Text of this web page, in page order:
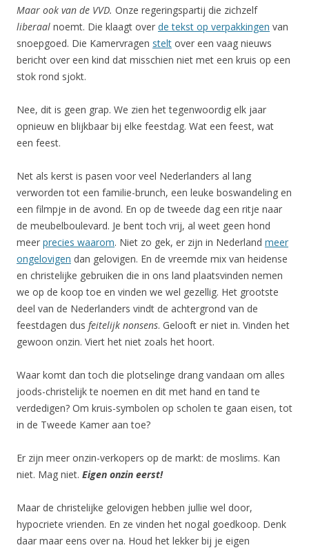
Maar ook van de VVD. Onze regeringspartij die zichzelf
liberaal noemt. Die klaagt over de tekst op verpakkingen van
snoepgoed. Die Kamervragen stelt over een vaag nieuws
bericht over een kind dat misschien niet met een kruis op een
stok rond sjokt.
Nee, dit is geen grap. We zien het tegenwoordig elk jaar
opnieuw en blijkbaar bij elke feestdag. Wat een feest, wat
een feest.
Net als kerst is pasen voor veel Nederlanders al lang
verworden tot een familie-brunch, een leuke boswandeling en
een filmpje in de avond. En op de tweede dag een ritje naar
de meubelboulevard. Je bent toch vrij, al weet geen hond
meer precies waarom. Niet zo gek, er zijn in Nederland meer
ongelovigen dan gelovigen. En de vreemde mix van heidense
en christelijke gebruiken die in ons land plaatsvinden nemen
we op de koop toe en vinden we wel gezellig. Het grootste
deel van de Nederlanders vindt de achtergrond van de
feestdagen dus feitelijk nonsens. Gelooft er niet in. Vinden het
gewoon onzin. Viert het niet zoals het hoort.
Waar komt dan toch die plotselinge drang vandaan om alles
joods-christelijk te noemen en dit met hand en tand te
verdedigen? Om kruis-symbolen op scholen te gaan eisen, tot
in de Tweede Kamer aan toe?
Er zijn meer onzin-verkopers op de markt: de moslims. Kan
niet. Mag niet. Eigen onzin eerst!
Maar de christelijke gelovigen hebben jullie wel door,
hypocriete vrienden. En ze vinden het nogal goedkoop. Denk
daar maar eens over na. Houd het lekker bij je eigen